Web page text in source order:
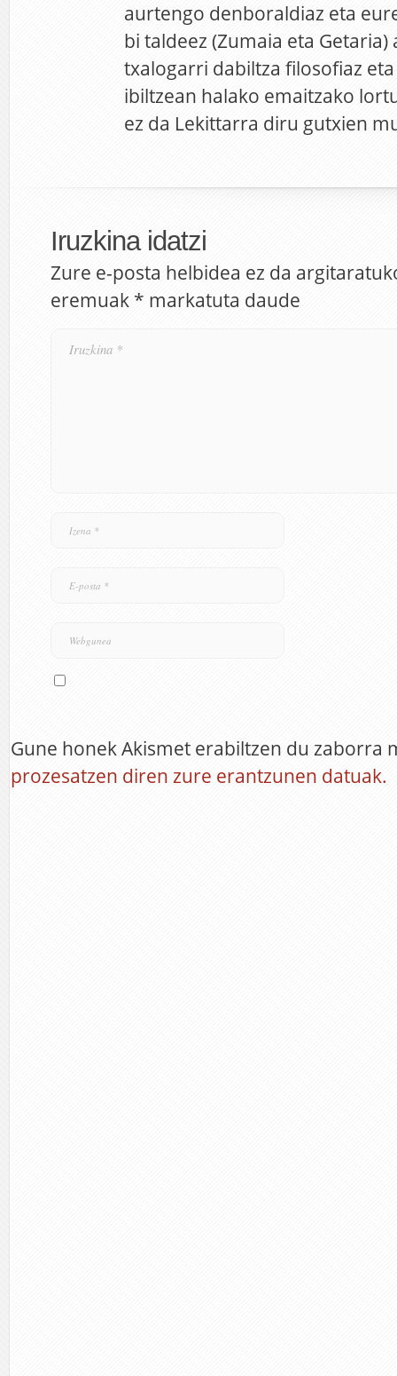
aurtengo denboraldiaz eta
bi taldeez (Zumaia eta
txalogarri dabiltza filosofiaz
ibiltzean halako emaitzako
ez da Lekittarra diru gutxien
Iruzkina idatzi
Zure e-posta helbidea ez da
eremuak * markatuta daude
Gune honek Akismet erabiltzen du zaborra
prozesatzen diren zure erantzunen datuak.